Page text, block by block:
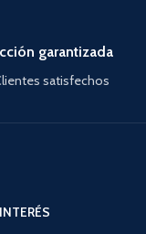
garantizada
satisfechos